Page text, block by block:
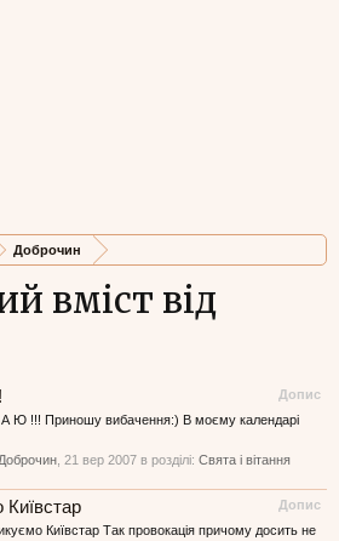
Доброчин
вміст від
Допис
А Ю !!! Приношу вибачення:) В моєму календарі
Доброчин 21 вер 2007 в розділі: Свята і вітання
Допис
Київстар
Київстар Так провокація причому досить не